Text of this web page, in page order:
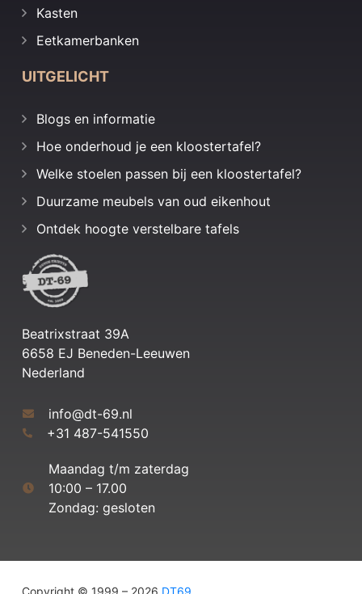
Kasten
Eetkamerbanken
UITGELICHT
Blogs en informatie
Hoe onderhoud je een kloostertafel?
Welke stoelen passen bij een kloostertafel?
Duurzame meubels van oud eikenhout
Ontdek hoogte verstelbare tafels
Beatrixstraat 39A
6658 EJ Beneden-Leeuwen
Nederland
info@dt-69.nl
+31 487-541550
Maandag t/m zaterdag
10:00 – 17.00
Zondag: gesloten
Copyright © 1999 – 2026 DT69